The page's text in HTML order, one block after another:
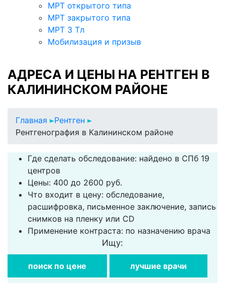
МРТ открытого типа
МРТ закрытого типа
МРТ 3 Тл
Мобилизация и призыв
АДРЕСА И ЦЕНЫ НА РЕНТГЕН В
КАЛИНИНСКОМ РАЙОНЕ
Главная
Рентген
Рентгенография в Калининском районе
Где сделать обследование: найдено в СПб 19
центров
Цены: 400 до 2600 руб.
Что входит в цену: обследование,
расшифровка, письменное заключение, запись
снимков на пленку или CD
Применение контраста: по назначению врача
Ищу:
поиск по цене лучшие врачи